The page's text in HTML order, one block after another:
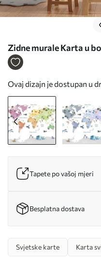
Zidne murale Karta u
životinja, biljaka i
Ovaj dizajn je dostupan u
Tapete po vašoj mjeri
Besplatna dostava
Svjetske karte Karta